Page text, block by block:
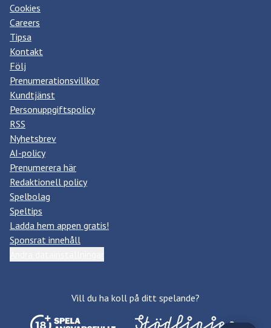
Cookies
Careers
Tipsa
Kontakt
Följ
Prenumerationsvillkor
Kundtjänst
Personuppgiftspolicy
RSS
Nyhetsbrev
AI-policy
Prenumerera här
Redaktionell policy
Spelbolag
Speltips
Ladda hem appen gratis!
Sponsrat innehåll
Vill du ha koll på ditt spelande?